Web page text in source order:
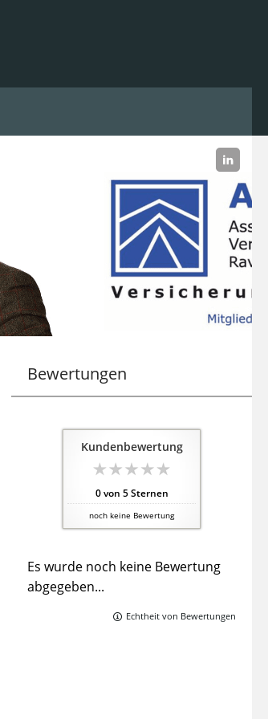
Bewertungen
Kundenbewertung
0von 5Sternen
noch keine Bewertung
Es wurde noch keine Bewertung
abgegeben...
Echtheit von Bewertungen